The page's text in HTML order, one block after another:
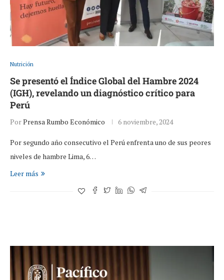
Nutrición
Se presentó el Índice Global del Hambre 2024
(IGH), revelando un diagnóstico crítico para
Perú
PorPrensa Rumbo Económico 6 noviembre, 2024
Por segundo año consecutivo el Perú enfrenta uno de sus peores
niveles de hambre Lima, 6…
Leer más